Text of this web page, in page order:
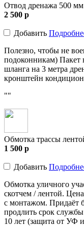
Отвод дренажа 500
2 500 p
Добавить
Полезно, чтобы не
подоконникам) Пакет
шланга на 3 метра
кронштейн
""
Обмотка трассы
1 500 p
Добавить
Обмотка уличного
скотчем / лентой.
с монтажом. Придаёт
продлить срок
10 лет (защита от УФ